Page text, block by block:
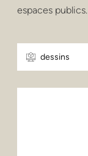
espaces publics.
dessins